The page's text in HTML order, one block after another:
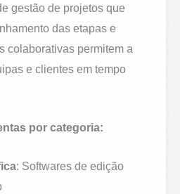
gestão de projetos que
das etapas e
colaborativas permitem a
e clientes em tempo
por categoria:
: Softwares de edição